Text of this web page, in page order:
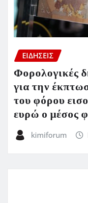
ΕΙΔΗΣΕΙΣ
Φορολογικές
για την
του φόρου
ευρώ ο μέσος
kimiforum